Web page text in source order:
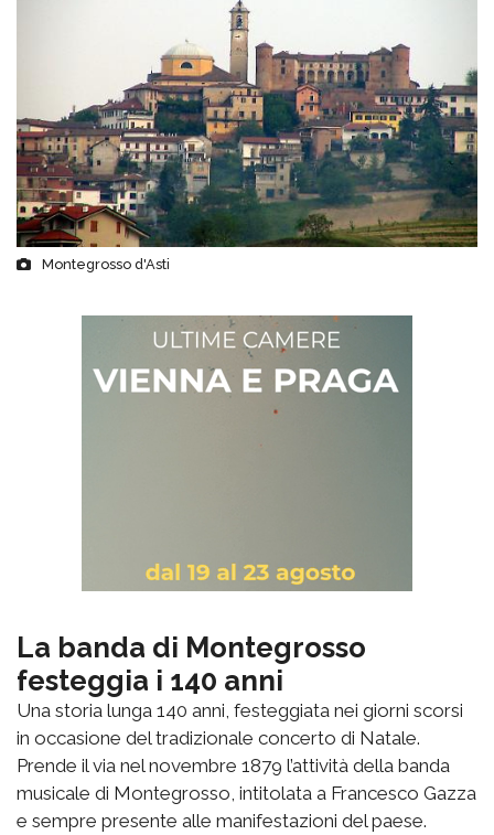
Montegrosso d'Asti
La banda di Montegrosso
festeggia i 140 anni
Una storia lunga 140 anni, festeggiata nei giorni scorsi
in occasione del tradizionale concerto di Natale.
Prende il via nel novembre 1879 l’attività della banda
musicale di Montegrosso, intitolata a Francesco Gazza
e sempre presente alle manifestazioni del paese.